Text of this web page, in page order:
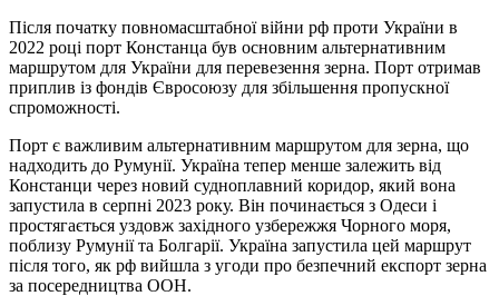
Після початку повномасштабної війни рф проти України в
2022 році порт Констанца був основним альтернативним
маршрутом для України для перевезення зерна. Порт отримав
приплив із фондів Євросоюзу для збільшення пропускної
спроможності.
Порт є важливим альтернативним маршрутом для зерна, що
надходить до Румунії. Україна тепер менше залежить від
Констанци через новий судноплавний коридор, який вона
запустила в серпні 2023 року. Він починається з Одеси і
простягається уздовж західного узбережжя Чорного моря,
поблизу Румунії та Болгарії. Україна запустила цей маршрут
після того, як рф вийшла з угоди про безпечний експорт зерна
за посередництва ООН.